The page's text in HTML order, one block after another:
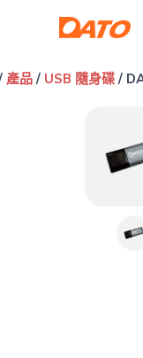
產品/ USB 隨身碟/